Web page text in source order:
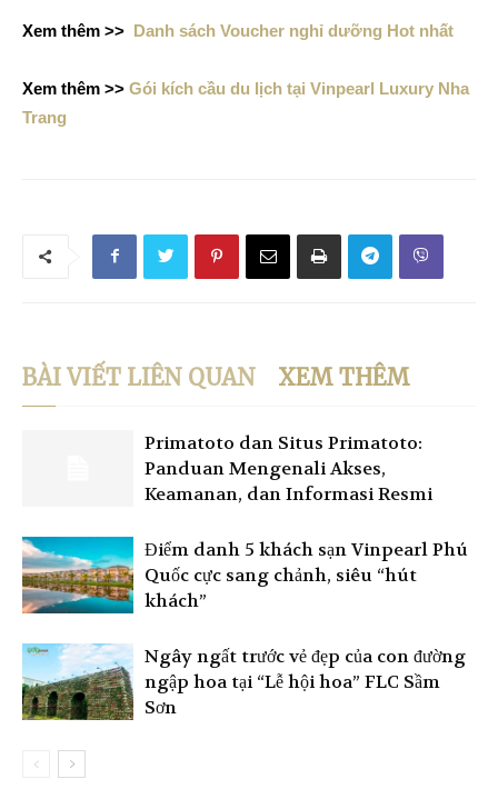
Xem thêm >> Danh sách Voucher nghỉ dưỡng Hot nhất
Xem thêm >> Gói kích cầu du lịch tại Vinpearl Luxury Nha
Trang
BÀI VIẾT LIÊN QUAN XEM THÊM
Primatoto dan Situs Primatoto:
Panduan Mengenali Akses,
Keamanan, dan Informasi Resmi
Điểm danh 5 khách sạn Vinpearl Phú
Quốc cực sang chảnh, siêu “hút
khách”
Ngây ngất trước vẻ đẹp của con đường
ngập hoa tại “Lễ hội hoa” FLC Sầm
Sơn